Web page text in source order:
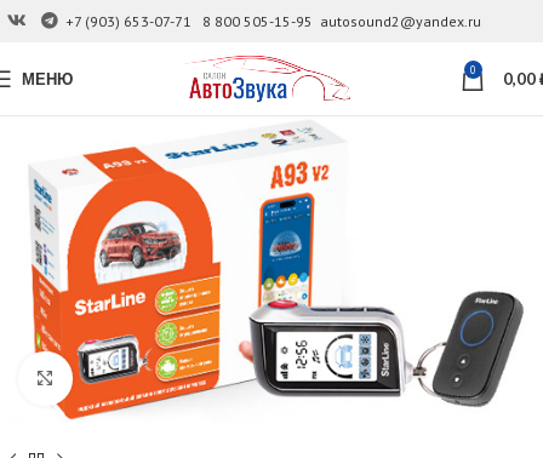
+7 (903) 653-07-71 8 800 505-15-95 autosound2@yandex.ru
МЕНЮ 0 0,00
Увеличить